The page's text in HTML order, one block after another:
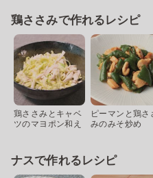
鶏ささみで作れるレシピ
鶏ささみとキャベ
ツのマヨポン和え
ピーマンと鶏さ
みのみそ炒め
ナスで作れるレシピ